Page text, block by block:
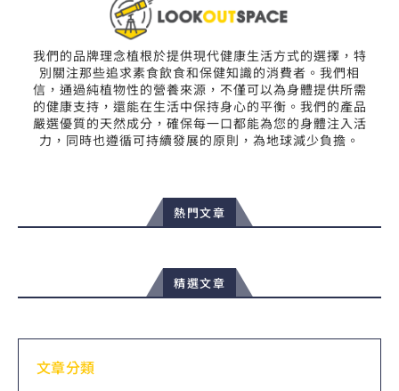
我們的品牌理念植根於提供現代健康生活方式的選擇，特
別關注那些追求素食飲食和保健知識的消費者。我們相
信，通過純植物性的營養來源，不僅可以為身體提供所需
的健康支持，還能在生活中保持身心的平衡。我們的產品
嚴選優質的天然成分，確保每一口都能為您的身體注入活
力，同時也遵循可持續發展的原則，為地球減少負擔。
熱門文章
精選文章
文章分類